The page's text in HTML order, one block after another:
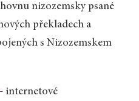
nizozemsky psané
překladech a
s Nizozemskem
internetové